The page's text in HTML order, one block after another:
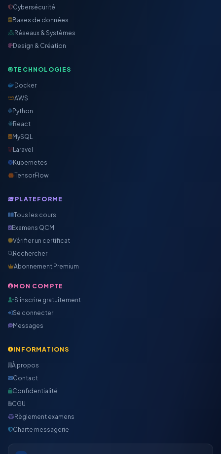
Cybersécurité
Bases de données
Réseaux & Systèmes
Design & Création
TECHNOLOGIES
Docker
AWS
Python
React
MySQL
Laravel
Kubernetes
TensorFlow
PLATEFORME
Tous les cours
Examens QCM
Vérifier un certificat
Rechercher
Abonnement Premium
MON COMPTE
S'inscrire gratuitement
Se connecter
Messages
INFORMATIONS
À propos
Contact
Confidentialité
CGU
Règlement examens
Charte messagerie